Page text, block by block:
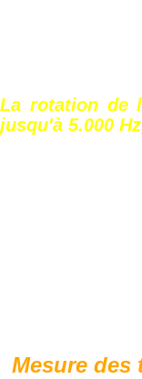
La rotation de
jusqu'à 5.000
Mesure